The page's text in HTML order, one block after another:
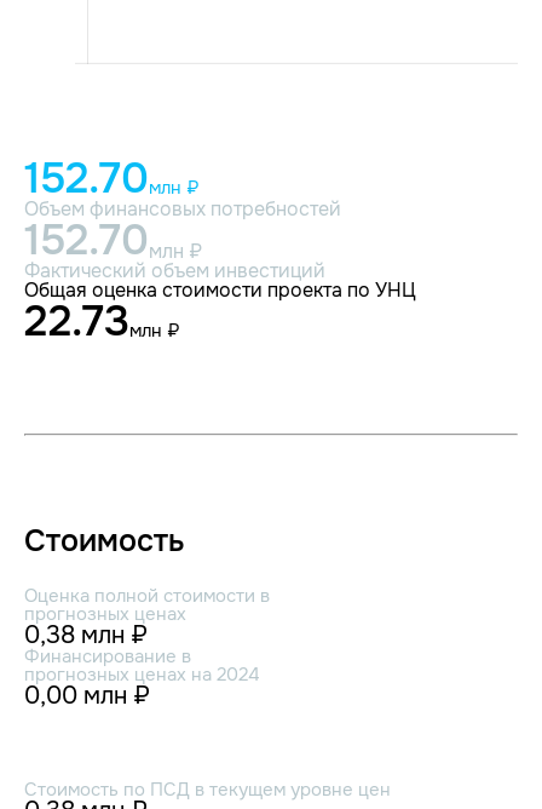
152.70млн ₽
Объем финансовых потребностей
152.70млн ₽
Фактический объем инвестиций
Общая оценка стоимости проекта по УНЦ
22.73млн ₽
Стоимость
Оценка полной стоимости в
прогнозных ценах
0,38 млн ₽
Финансирование в
прогнозных ценах на 2024
0,00 млн ₽
Стоимость по ПСД в текущем уровне цен